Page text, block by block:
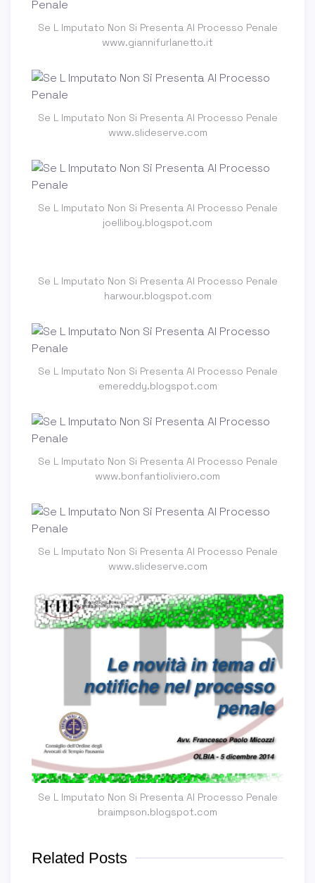
Se L Imputato Non Si Presenta Al Processo Penale
www.giannifurlanetto.it
Se L Imputato Non Si Presenta Al Processo Penale
www.slideserve.com
Se L Imputato Non Si Presenta Al Processo Penale
joelliboy.blogspot.com
Se L Imputato Non Si Presenta Al Processo Penale
harwour.blogspot.com
Se L Imputato Non Si Presenta Al Processo Penale
emereddy.blogspot.com
Se L Imputato Non Si Presenta Al Processo Penale
www.bonfantioliviero.com
Se L Imputato Non Si Presenta Al Processo Penale
www.slideserve.com
Se L Imputato Non Si Presenta Al Processo Penale
braimpson.blogspot.com
Related Posts